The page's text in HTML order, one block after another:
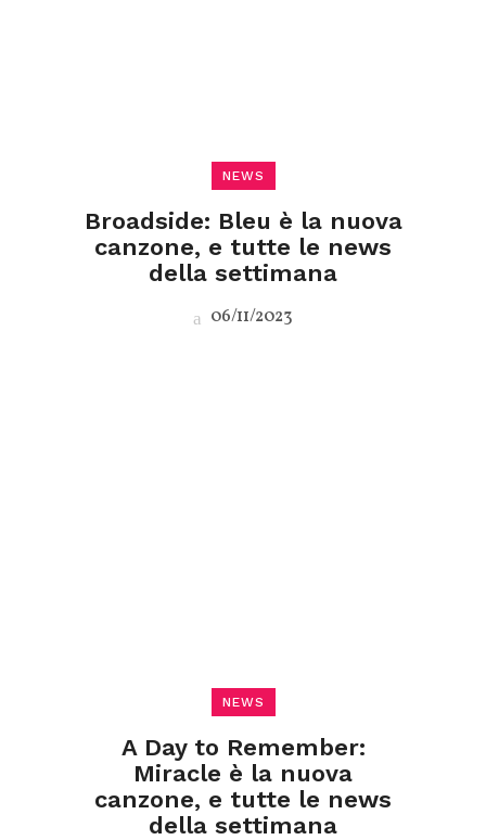
NEWS
Broadside: Bleu è la nuova
canzone, e tutte le news
della settimana
06/11/2023
NEWS
A Day to Remember:
Miracle è la nuova
canzone, e tutte le news
della settimana